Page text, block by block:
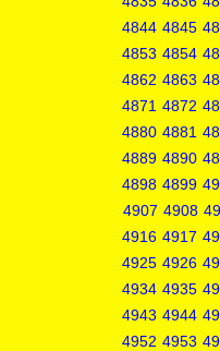
4844 4845
4853 4854
4862 4863
4871 4872
4880 4881
4889 4890
4898 4899
4907 4908
4916 4917
4925 4926
4934 4935
4943 4944
4952 4953